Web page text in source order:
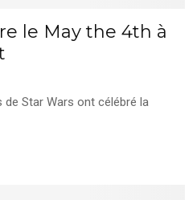
le May the 4th à
de Star Wars ont célébré la